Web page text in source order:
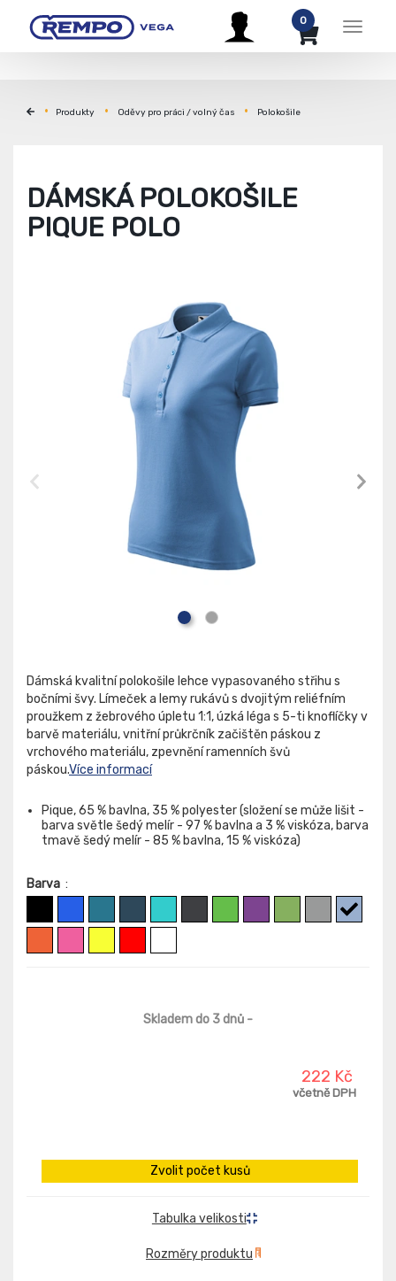
Menu
0
Produkty Oděvy pro práci / volný čas Polokošile
DÁMSKÁ POLOKOŠILE
PIQUE POLO
Dámská kvalitní polokošile lehce vypasovaného střihu s
bočními švy. Límeček a lemy rukávů s dvojitým reliéfním
proužkem z žebrového úpletu 1:1, úzká léga s 5-ti knoflíčky v
barvě materiálu, vnitřní průkrčník začištěn páskou z
vrchového materiálu, zpevnění ramenních švů
páskou.Více informací
Pique, 65 % bavlna, 35 % polyester (složení se může lišit -
barva světle šedý melír - 97 % bavlna a 3 % viskóza, barva
tmavě šedý melír - 85 % bavlna, 15 % viskóza)
Barva :
Skladem do 3 dnů -
222 Kč
včetně DPH
Zvolit počet kusů
Tabulka velikosti
Rozměry produktu